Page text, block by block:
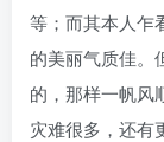
等；而其本人乍
的美丽气质佳。
的，那样一帆风
灾难很多，还有